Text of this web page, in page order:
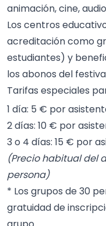
animación, cine,
Los centros
acreditación como
estudiantes) y
los abonos del
Tarifas especiales
1 día: 5 € por
2 días: 10 € por
3 o 4 días: 15 € por
(Precio habitual del
persona)
* Los grupos de 30
gratuidad de